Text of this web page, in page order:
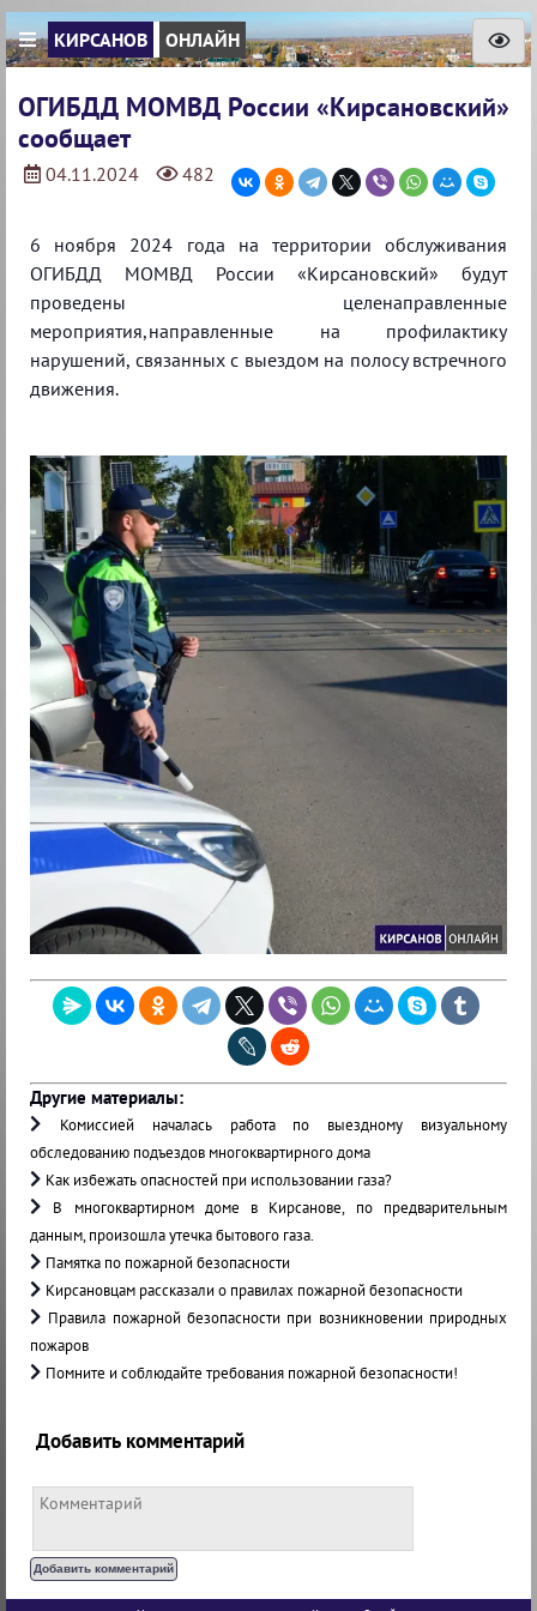
КИРСАНОВ ОНЛАЙН
ОГИБДД МОМВД России «Кирсановский»
сообщает
04.11.2024 482
6 ноября 2024 года на территории обслуживания
ОГИБДД МОМВД России «Кирсановский» будут
проведены целенаправленные
мероприятия,направленные на профилактику
нарушений, связанных с выездом на полосу встречного
движения.
Другие материалы:
Комиссией началась работа по выездному визуальному
обследованию подъездов многоквартирного дома
Как избежать опасностей при использовании газа?
В многоквартирном доме в Кирсанове, по предварительным
данным, произошла утечка бытового газа.
Памятка по пожарной безопасности
Кирсановцам рассказали о правилах пожарной безопасности
Правила пожарной безопасности при возникновении природных
пожаров
Помните и соблюдайте требования пожарной безопасности!
Добавить комментарий